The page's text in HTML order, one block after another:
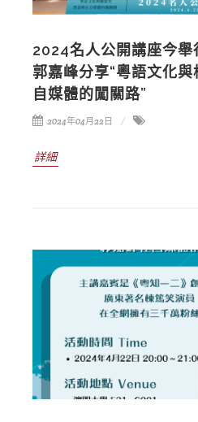
2024名人公開講座今舉
郭嘉峰分享“粵語文化
自媒體的闖關路”
2024年04月22日
詳細